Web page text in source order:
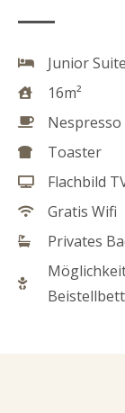
Junior
16m²
Toaster
Flachbild
Gratis Wifi
Privates
Beistellbett